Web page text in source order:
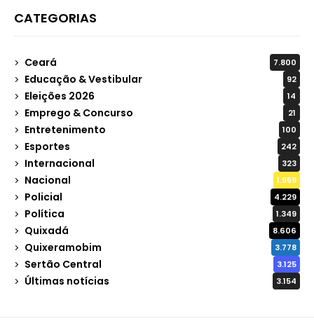
CATEGORIAS
Ceará 7.800
Educação & Vestibular 92
Eleições 2026 14
Emprego & Concurso 21
Entretenimento 100
Esportes 242
Internacional 323
Nacional 1.959
Policial 4.229
Política 1.349
Quixadá 8.606
Quixeramobim 3.778
Sertão Central 3.125
Últimas notícias 3.154